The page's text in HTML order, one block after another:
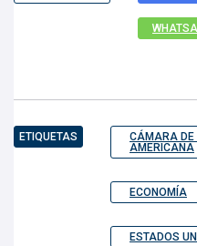
ETIQUETAS
CÁMARA DE
AMERICANA
ECONOMÍA
ESTADOS